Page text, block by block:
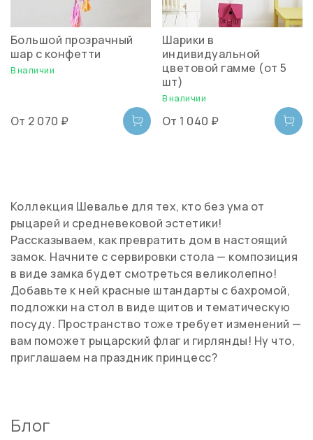
Большой прозрачный
шар c конфетти
В наличии
От 2 070 ₽
Шарики в
индивидуальной
цветовой гамме (от 5
шт)
В наличии
От 1 040 ₽
Коллекция Шевалье для тех, кто без ума от
рыцарей и средневековой эстетики!
Рассказываем, как превратить дом в настоящий
замок. Начните с сервировки стола — композиция
в виде замка будет смотреться великолепно!
Добавьте к ней красные штандарты с бахромой,
подложки на стол в виде щитов и тематическую
посуду. Пространство тоже требует изменений —
вам поможет рыцарский флаг и гирлянды! Ну что,
приглашаем на праздник принцесс?
Блог